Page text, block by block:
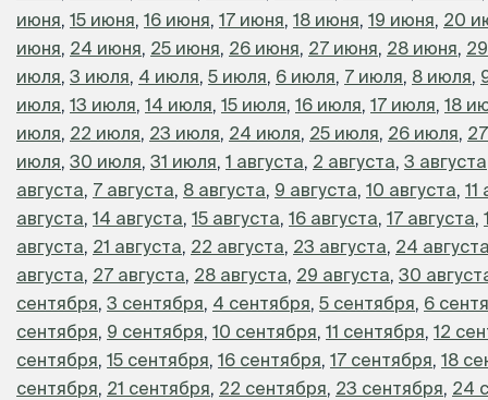
июня, 15 июня, 16 июня, 17 июня, 18 июня, 19 июня, 20
июня, 24 июня, 25 июня, 26 июня, 27 июня, 28 июня,
июля, 3 июля, 4 июля, 5 июля, 6 июля, 7 июля, 8 июля,
июля, 13 июля, 14 июля, 15 июля, 16 июля, 17 июля, 18
июля, 22 июля, 23 июля, 24 июля, 25 июля, 26 июля,
июля, 30 июля, 31 июля, 1 августа, 2 августа, 3 августа
августа, 7 августа, 8 августа, 9 августа, 10 августа, 11
августа, 14 августа, 15 августа, 16 августа, 17 августа,
августа, 21 августа, 22 августа, 23 августа, 24
августа, 27 августа, 28 августа, 29 августа, 30
сентября, 3 сентября, 4 сентября, 5 сентября, 6
сентября, 9 сентября, 10 сентября, 11 сентября, 12
сентября, 15 сентября, 16 сентября, 17 сентября, 18
сентября, 21 сентября, 22 сентября, 23 сентября, 24